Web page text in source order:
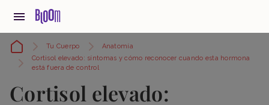
Tu Cuerpo
Anatomía
Cortisol elevado: síntomas y cómo reconocer cuando esta hormona
está fuera de control
Cortisol elevado: